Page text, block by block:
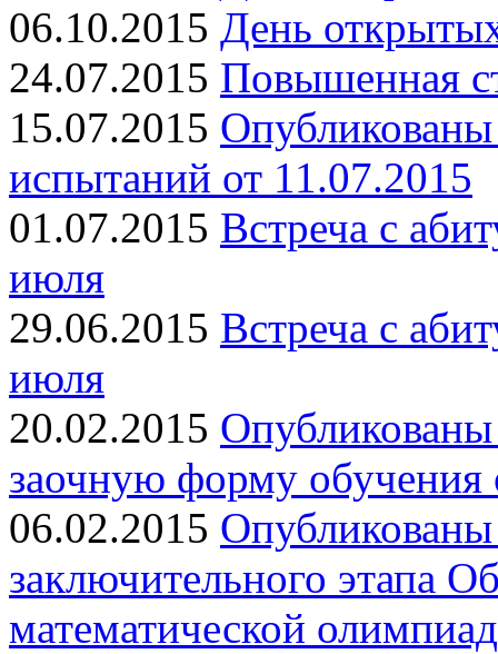
06.10.2015 День
24.07.2015 Повышенная
15.07.2015 Опубликованы
испытаний от 11.07.2015
01.07.2015 Встреча с
июля
29.06.2015 Встреча с
июля
20.02.2015 Опубликованы
заочную форму обучения
06.02.2015 Опубликованы
заключительного этапа
математической